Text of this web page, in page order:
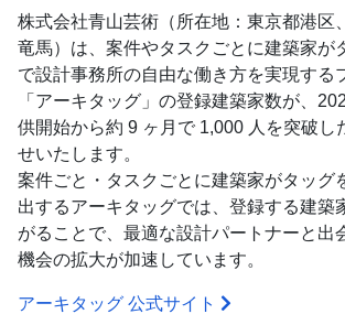
株式会社青山芸術（所在地：東京都港区
竜馬）は、案件やタスクごとに建築家が
で設計事務所の自由な働き方を実現する
「アーキタッグ」の登録建築家数が、
供開始から約 9 ヶ月で 1,000 人を突破し
せいたします。
案件ごと・タスクごとに建築家がタッグ
出するアーキタッグでは、登録する建築
がることで、最適な設計パートナーと出
機会の拡大が加速しています。
アーキタッグ 公式サイト